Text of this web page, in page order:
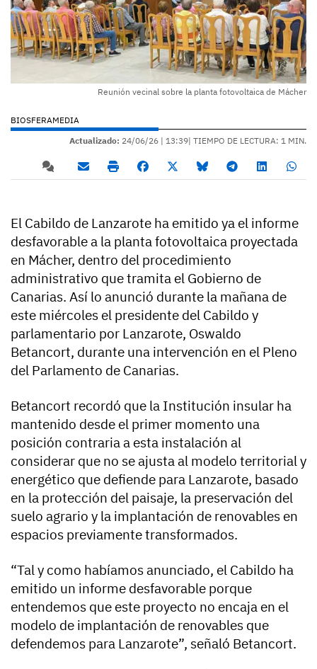
Reunión vecinal sobre la planta fotovoltaica de Mácher
BIOSFERAMEDIA
Actualizado: 24/06/26 | 13:39| TIEMPO DE LECTURA: 1 MIN.
El Cabildo de Lanzarote ha emitido ya el informe
desfavorable a la planta fotovoltaica proyectada
en Mácher, dentro del procedimiento
administrativo que tramita el Gobierno de
Canarias. Así lo anunció durante la mañana de
este miércoles el presidente del Cabildo y
parlamentario por Lanzarote, Oswaldo
Betancort, durante una intervención en el Pleno
del Parlamento de Canarias.
Betancort recordó que la Institución insular ha
mantenido desde el primer momento una
posición contraria a esta instalación al
considerar que no se ajusta al modelo territorial y
energético que defiende para Lanzarote, basado
en la protección del paisaje, la preservación del
suelo agrario y la implantación de renovables en
espacios previamente transformados.
“Tal y como habíamos anunciado, el Cabildo ha
emitido un informe desfavorable porque
entendemos que este proyecto no encaja en el
modelo de implantación de renovables que
defendemos para Lanzarote”, señaló Betancort.